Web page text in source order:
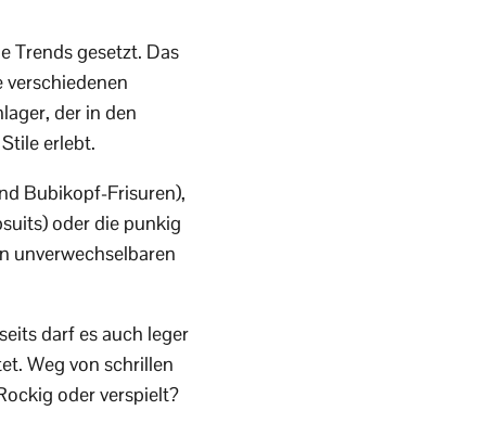
Trends gesetzt. Das
der in den
erlebt.
Bubikopf-Frisuren),
oder die punkig
unverwechselbaren
darf es auch leger
Weg von schrillen
oder verspielt?